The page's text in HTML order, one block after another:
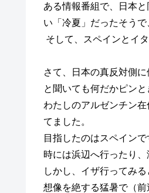
ある情報番組で、日本
い「冷夏」だったそうで
そして、
スペインとイ
さて、日本の真反対側に
と聞いても何だかピンと
わたしのアルゼンチン
てました。
目指したのはスペイン
時には浜辺へ行ったり、
しかし、イザ行ってみる
想像を絶する猛暑で（前